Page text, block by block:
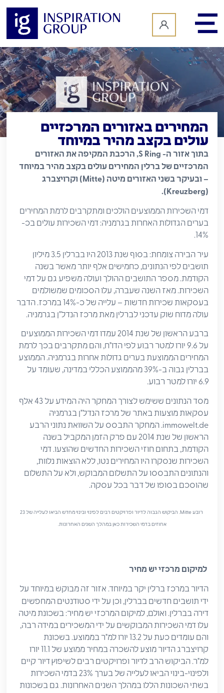
המחירים באזורים המרכזיים
עולים בקצב מהיר במיוחד
בתוך אזור ה- S Ring, הרכבת המקיפה את האזורים
המרכזיים של ברלין המחירים עולים בקצב מהיר במיוחד
– ובעיקר בשני האזורים מיטה (Mitte) וקרויצברג
(Kreuzberg).
דמי השכירות הממוצעים הולכים ומתקרבים לרמת המחירים
בערים הגדולות האחרות בגרמניה: דמי השכירות עולים בכ-
14%.
עיר הבירה צומחת: בסוף שנת 2013 היו בברלין 3.5 מיליון
תושבים לפי הנתונים, כחמישים אלף יותר מאשר בשנה
הקודמת. מספר התושבים ההולך ועולה משפיע גם על דמי
השכירות. מאז השנה שעברה, עלו הסכומים שמשולמים
בעסקאות שכירות חדשות – עלייה של כ-14% במרכז. הדבר
עולה מדוח שוק עדכני לברלין מאת מרכז הנדל"ן בגרמניה.
ברבע הראשון של שנת 2014 עמדו דמי השכירות הממוצעים
על 9.6 יורו למטר רבוע לפי הדו"ח, והם מתקרבים בכך לרמת
המחירים הממוצעת בערים גדולות אחרות בגרמניה. הממוצע
בברלין גבוה ב-39% מהממוצע הכללי במדינה, שעומד על
6.9 יורו למטר רבוע.
מסד הנתונים ששימש לצורך המחקר היה המידע על 43 אלף
עסקאות מוצעות באתר של מרכז הנדל"ן בגרמניה
immowelt.de. המחקר התבסס על השוואת נתוני הרבע
הראשון של שנת 2014 עם פרק הזמן המקביל בשנה
הקודמת, בתחום חוזי השכירות החדשים שהוצעו. דמי
השכירות שנסקרו היו המחירים נטו, ללא הוצאות נלוות,
והנתונים התבססו על התשלום המבוקש, ולא על התשלום
שהוסכם בסופו של דבר בכל עסקה.
רובע Mitte. הביקוש הגבוה לדיור ופרויקטים רבים לפינוי ובינוי מחדש הביאו לעלייה של 23
אחוזים בדמי השכירות כאן במהלך השנים האחרונות.
למיקום מרכזי יש מחיר
הדיור במרכז ברלין יקר במיוחד. אזור זה מבוקש במיוחד על
ידי תושבים חדשים בברלין, וכן על ידי סטודנטים המחפשים
דירה בברלין. ואולם, למיקום המרכזי יש מחיר: בשכונת מיטה
עלו דמי השכירות המבוקשים על ידי המשכירים במידה רבה,
והם עומדים כעת על 13.2 יורו למ"ר בממוצע. בשכונת
קרויצברג הדיור מוצע להשכרה במחיר ממוצע של 11.1 יורו
למ"ר. הביקוש הרב לדיור ופרויקטים רבים לשיפוץ דיור קיים
ולפינוי-בינוי הביאו לעלייה של בערך 23% בדמי השכירות
בשתי השכונות הללו במהלך השנים האחרונות. גם בשכונות